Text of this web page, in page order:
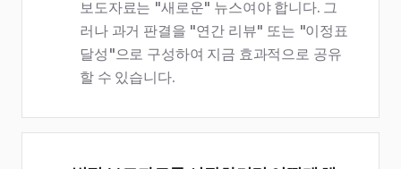
보도자료는 "새로운" 뉴스여야 합니다. 그
러나 과거 판결을 "연간 리뷰" 또는 "이정표
달성"으로 구성하여 지금 효과적으로 공유
할 수 있습니다.